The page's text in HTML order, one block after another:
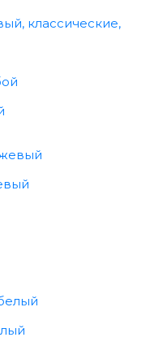
классические,